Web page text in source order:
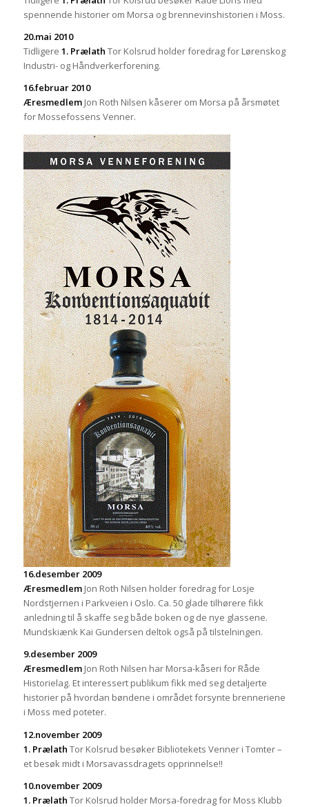
spennende historier om Morsa og brennevinshistorien i Moss.
20.mai 2010
Tidligere 1. Prælath Tor Kolsrud holder foredrag for Lørenskog
Industri- og Håndverkerforening.
16.februar 2010
Æresmedlem Jon Roth Nilsen kåserer om Morsa på årsmøtet
for Mossefossens Venner.
16.desember 2009
Æresmedlem Jon Roth Nilsen holder foredrag for Losje
Nordstjernen i Parkveien i Oslo. Ca. 50 glade tilhørere fikk
anledning til å skaffe seg både boken og de nye glassene.
Mundskiænk Kai Gundersen deltok også på tilstelningen.
9.desember 2009
Æresmedlem Jon Roth Nilsen har Morsa-kåseri for Råde
Historielag. Et interessert publikum fikk med seg detaljerte
historier på hvordan bøndene i området forsynte brenneriene
i Moss med poteter.
12.november 2009
1. Prælath Tor Kolsrud besøker Bibliotekets Venner i Tomter –
et besøk midt i Morsavassdragets opprinnelse!!
10.november 2009
1. Prælath Tor Kolsrud holder Morsa-foredrag for Moss Klubb